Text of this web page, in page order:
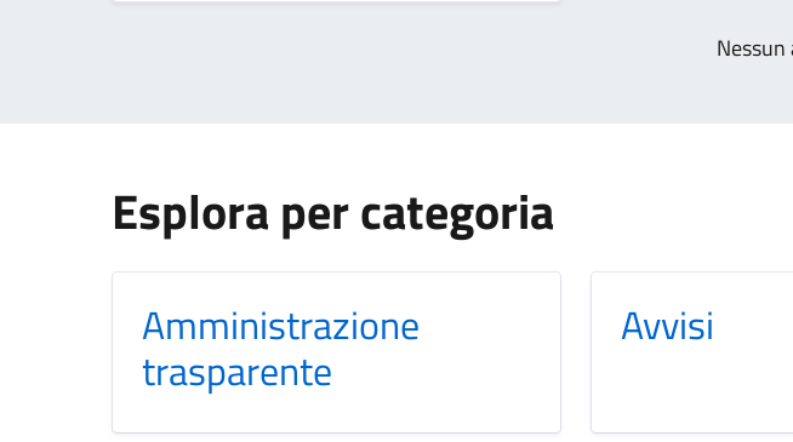
Esplora per categoria
Amministrazione
trasparente
Avvisi